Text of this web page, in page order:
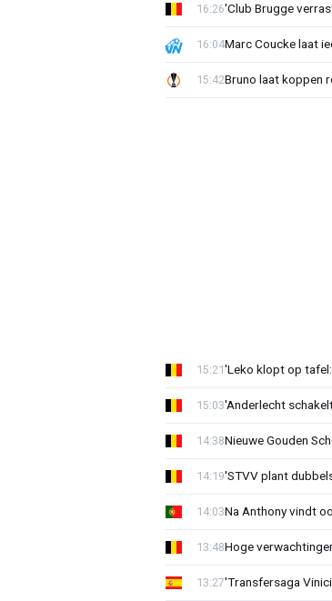
'Club Brugge
16:26
Marc Coucke laat
16:04
Bruno laat koppen
15:42
'Leko klopt op
15:21
'Anderlecht
15:03
Nieuwe Gouden
14:38
'STVV plant
14:19
Na Anthony vindt
14:03
Hoge
13:48
'Transfersaga
13:27